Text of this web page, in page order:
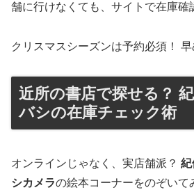
舗に行けなくても、サイトで在庫確
クリスマスシーズンは予約必須！ 早
近所の書店で探せる？
バシの在庫チェック術
オンラインじゃなく、実店舗派？ 紀
シカメラの絵本コーナーをのぞいて